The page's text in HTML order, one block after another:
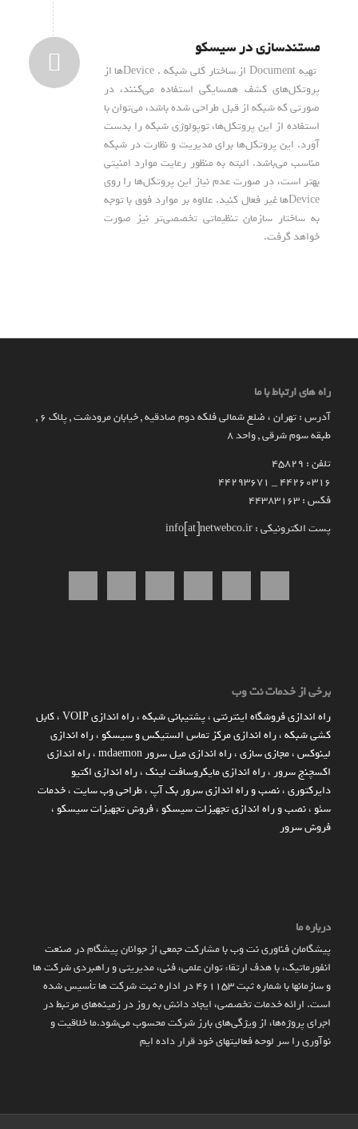
مستندسازی در سیسکو
تهیه Document از ساختار کلی شبکه . Device‌ها از
پروتکل‌های کشف همسایگی استفاده می‌کنند، در
صورتی که شبکه از قبل طراحی شده باشد، می‌توان با
استفاده از این پروتکل‌ها، توپولوژی شبکه را بدست
آورد. این پروتکل‌ها برای مدیریت و نظارت در شبکه‌
مناسب می‌باشد. البته به منظور رعایت موارد امنیتی
بهتر است، در صورت عدم نیاز این پروتکل‌ها را روی
Device‌ها غیر فعال کنید. علاوه بر موارد فوق با توجه
به ساختار سازمان تنظیماتی تخصصی‌تر نیز صورت
خواهد گرفت.
راه های ارتباط با ما
آدرس : تهران ، ضلع شمالی فلکه دوم صادقیه , خیابان مرودشت , پلاک ۶ ,
طبقه سوم شرقی , واحد ۸
تلفن : 45829
۴۴۲۶۰۳۱۶ _ 44293671
فکس : 44383163
پست الکترونیکی : info[at]netwebco.ir
برخی از خدمات نت وب
راه اندازي فروشگاه اينترنتي،پشتیبانی شبکه،راه اندازی VOIP ،کابل
کشی شبکه،راه اندازی مرکز تماس الستیکس و سیسکو ،راه اندازی
لینوکس،مجازی سازی،راه اندازی میل سرور mdaemon ،راه اندازی
اکسچنج سرور ،راه اندازی مایکروسافت لینک،راه اندازی اکتیو
دایرکتوری،نصب و راه اندازی سرور بک آپ،طراحی وب سایت،خدمات
سئو ،نصب و راه اندازی تجهیزات سیسکو ،فروش تجهیزات سیسکو ،
فروش سرور
درباره ما
پیشگامان فناوری نت وب با مشارکت جمعی از جوانان پیشگام در صنعت
انفورماتیک، با هدف ارتقاء توان علمی، فنی، مدیریتی و راهبردی شرکت ها
و سازمان­ها با شماره ثبت 461153 در اداره ثبت شرکت ها تأسیس شده
است. ارائه خدمات تخصصی، ایجاد دانش به‌ روز در زمینه‌های مرتبط در
اجرای پروژه‌ها، از ویژگی‌های بارز شرکت محسوب می‌شود.ما خلاقیت و
نوآوری را سر لوحه فعالیتهای خود قرار داده ایم